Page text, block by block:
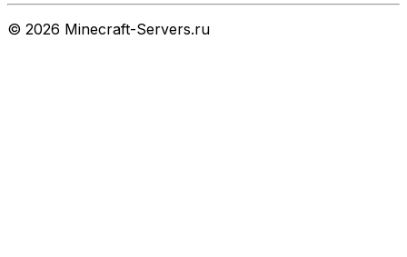
© 2026 Minecraft-Servers.ru